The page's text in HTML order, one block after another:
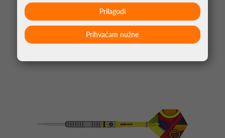
MOŽDA VAS ZANIMA
Prihvaćam nužne
Prilagodi